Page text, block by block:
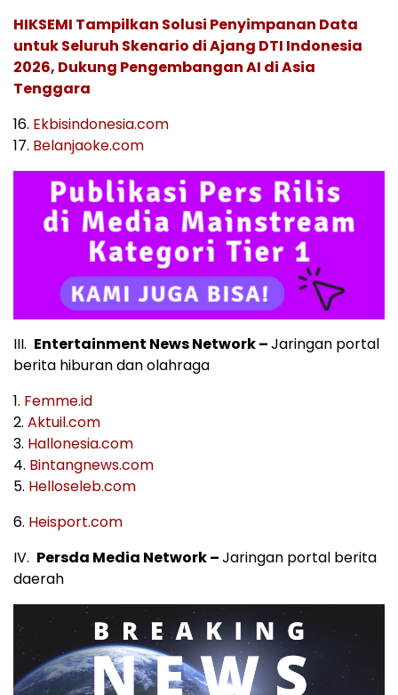
HIKSEMI Tampilkan Solusi Penyimpanan Data
untuk Seluruh Skenario di Ajang DTI Indonesia
2026, Dukung Pengembangan AI di Asia
Tenggara
16. Ekbisindonesia.com
17. Belanjaoke.com
III. Entertainment News Network –Jaringan portal
berita hiburan dan olahraga
1. Femme.id
2. Aktuil.com
3. Hallonesia.com
4. Bintangnews.com
5. Helloseleb.com
6. Heisport.com
IV. Persda Media Network –Jaringan portal berita
daerah